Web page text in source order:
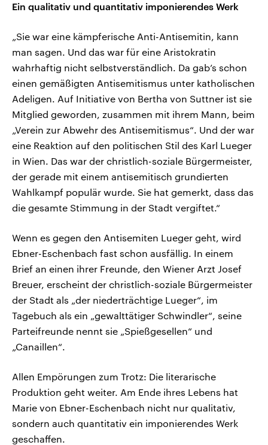
Ein qualitativ und quantitativ imponierendes Werk
„Sie war eine kämpferische Anti-Antisemitin, kann
man sagen. Und das war für eine Aristokratin
wahrhaftig nicht selbstverständlich. Da gab’s schon
einen gemäßigten Antisemitismus unter katholischen
Adeligen. Auf Initiative von Bertha von Suttner ist sie
Mitglied geworden, zusammen mit ihrem Mann, beim
„Verein zur Abwehr des Antisemitismus“. Und der war
eine Reaktion auf den politischen Stil des Karl Lueger
in Wien. Das war der christlich-soziale Bürgermeister,
der gerade mit einem antisemitisch grundierten
Wahlkampf populär wurde. Sie hat gemerkt, dass das
die gesamte Stimmung in der Stadt vergiftet.“
Wenn es gegen den Antisemiten Lueger geht, wird
Ebner-Eschenbach fast schon ausfällig. In einem
Brief an einen ihrer Freunde, den Wiener Arzt Josef
Breuer, erscheint der christlich-soziale Bürgermeister
der Stadt als „der niederträchtige Lueger“, im
Tagebuch als ein „gewalttätiger Schwindler“, seine
Parteifreunde nennt sie „Spießgesellen“ und
„Canaillen“.
Allen Empörungen zum Trotz: Die literarische
Produktion geht weiter. Am Ende ihres Lebens hat
Marie von Ebner-Eschenbach nicht nur qualitativ,
sondern auch quantitativ ein imponierendes Werk
geschaffen.